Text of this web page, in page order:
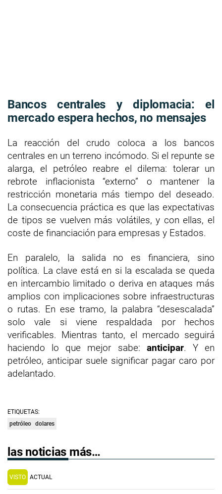
Bancos centrales y diplomacia: el
mercado espera hechos, no mensajes
La reacción del crudo coloca a los bancos
centrales en un terreno incómodo. Si el repunte se
alarga, el petróleo reabre el dilema: tolerar un
rebrote inflacionista “externo” o mantener la
restricción monetaria más tiempo del deseado.
La consecuencia práctica es que las expectativas
de tipos se vuelven más volátiles, y con ellas, el
coste de financiación para empresas y Estados.
En paralelo, la salida no es financiera, sino
política. La clave está en si la escalada se queda
en intercambio limitado o deriva en ataques más
amplios con implicaciones sobre infraestructuras
o rutas. En ese tramo, la palabra “desescalada”
solo vale si viene respaldada por hechos
verificables. Mientras tanto, el mercado seguirá
haciendo lo que mejor sabe: anticipar. Y en
petróleo, anticipar suele significar pagar caro por
adelantado.
ETIQUETAS:
petróleo dolares
las noticias más…
VISTO ACTUAL